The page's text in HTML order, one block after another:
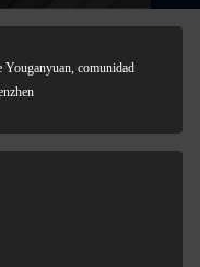
comunidad